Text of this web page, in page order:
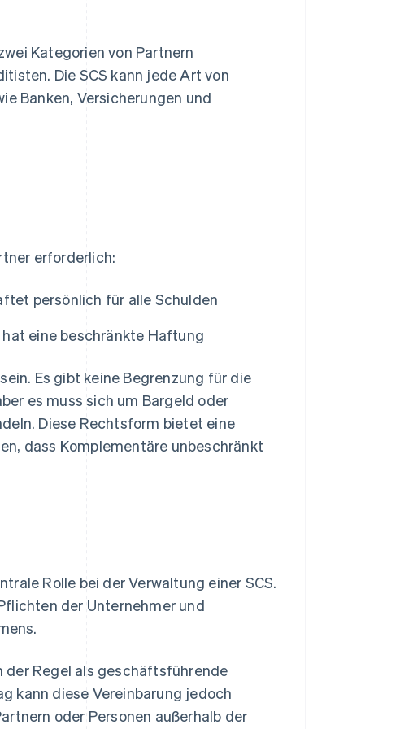
Kategorien von Partnern
Die SCS kann jede Art von
Banken, Versicherungen und
erforderlich:
persönlich für alle Schulden
eine beschränkte Haftung
Es gibt keine Begrenzung für die
es muss sich um Bargeld oder
Diese Rechtsform bietet eine
dass Komplementäre unbeschränkt
Rolle bei der Verwaltung einer SCS.
der Unternehmer und
Regel als geschäftsführende
kann diese Vereinbarung jedoch
oder Personen außerhalb der